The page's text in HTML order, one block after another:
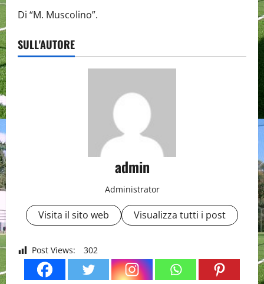
Di “M. Muscolino”.
SULL'AUTORE
admin
Administrator
Visita il sito web Visualizza tutti i post
Post Views: 302